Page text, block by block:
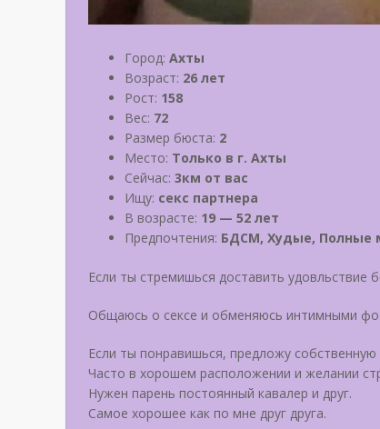
Город: Ахты
Возраст: 26 лет
Рост: 158
Вес: 72
Размер бюста: 2
Место: Только в г. Ахты
Сейчас: 3км от вас
Ищу: секс партнера
В возрасте: 19 — 52 лет
Предпочтения: БДСМ, Худые, Полные
Если ты стремишься доставить удовльствие
Общаюсь о сексе и обменяюсь интимными
Если ты понравишься, предложу
Часто в хорошем расположении и желании
Нужен парень постоянный кавалер и друг.
Самое хорошее как по мне друг друга.